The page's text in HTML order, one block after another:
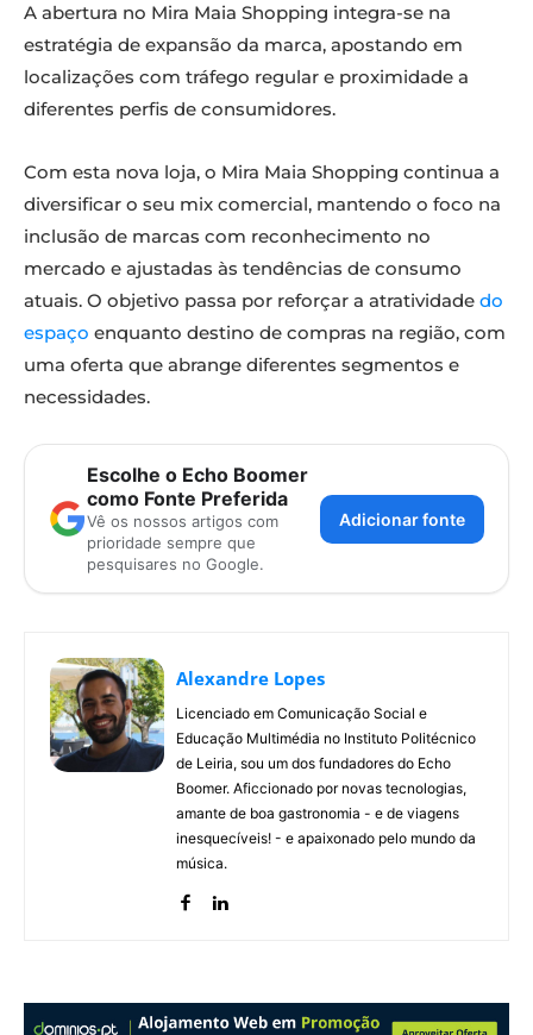
A abertura no Mira Maia Shopping integra-se na
estratégia de expansão da marca, apostando em
localizações com tráfego regular e proximidade a
diferentes perfis de consumidores.
Com esta nova loja, o Mira Maia Shopping continua a
diversificar o seu mix comercial, mantendo o foco na
inclusão de marcas com reconhecimento no
mercado e ajustadas às tendências de consumo
atuais. O objetivo passa por reforçar a atratividade do
espaço enquanto destino de compras na região, com
uma oferta que abrange diferentes segmentos e
necessidades.
Escolhe o Echo Boomer
como Fonte Preferida
Vê os nossos artigos com
prioridade sempre que
pesquisares no Google.
Adicionar fonte
Alexandre Lopes
Licenciado em Comunicação Social e
Educação Multimédia no Instituto Politécnico
de Leiria, sou um dos fundadores do Echo
Boomer. Aficcionado por novas tecnologias,
amante de boa gastronomia - e de viagens
inesquecíveis! - e apaixonado pelo mundo da
música.